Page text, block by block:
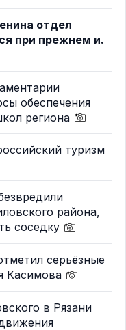
отдел
при прежнем и.
обеспечения
региона
туризм
района,
соседку
серьёзные
Касимова
в Рязани